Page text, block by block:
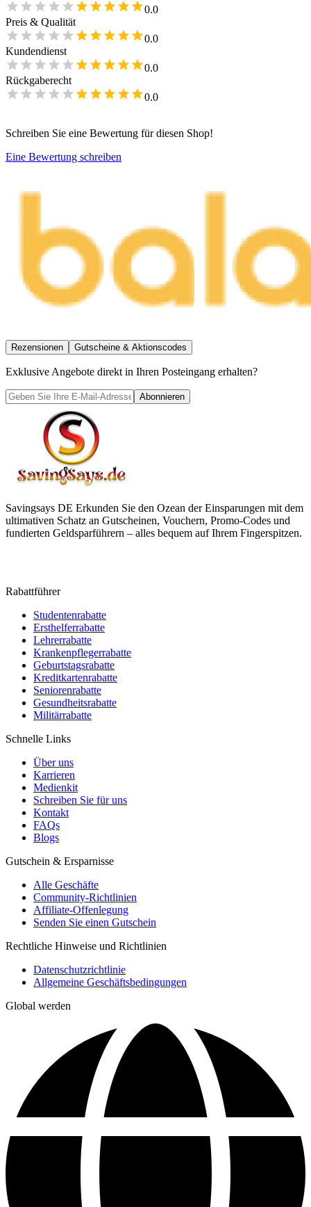
0.0
Preis & Qualität
0.0
Kundendienst
0.0
Rückgaberecht
0.0
Schreiben Sie eine Bewertung für diesen Shop!
Eine Bewertung schreiben
Rezensionen Gutscheine & Aktionscodes
Exklusive Angebote direkt in Ihren Posteingang erhalten?
Abonnieren
Savingsays DE Erkunden Sie den Ozean der Einsparungen mit dem
ultimativen Schatz an Gutscheinen, Vouchern, Promo-Codes und
fundierten Geldsparführern – alles bequem auf Ihrem Fingerspitzen.
Rabattführer
Studentenrabatte
Ersthelferrabatte
Lehrerrabatte
Krankenpflegerrabatte
Geburtstagsrabatte
Kreditkartenrabatte
Seniorenrabatte
Gesundheitsrabatte
Militärrabatte
Schnelle Links
Über uns
Karrieren
Medienkit
Schreiben Sie für uns
Kontakt
FAQs
Blogs
Gutschein & Ersparnisse
Alle Geschäfte
Community-Richtlinien
Affiliate-Offenlegung
Senden Sie einen Gutschein
Rechtliche Hinweise und Richtlinien
Datenschutzrichtlinie
Allgemeine Geschäftsbedingungen
Global werden